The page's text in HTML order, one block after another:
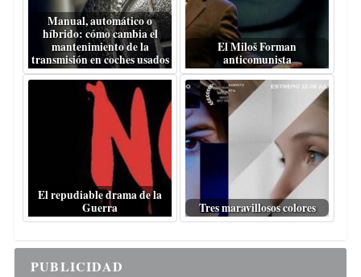
Manual, automático o
híbrido: cómo cambia el
mantenimiento de la
transmisión en coches usados
El Miloš Forman
anticomunista
El repudiable drama de la
Guerra
Tres maravillosos colores
PUBLICIDAD